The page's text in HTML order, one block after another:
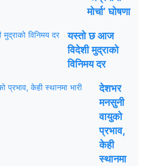
मोर्चा’ घोषणा
यस्तो छ आज
विदेशी मुद्राको
विनिमय दर
देशभर
मनसुनी
वायुको
प्रभाव,
केही
स्थानमा